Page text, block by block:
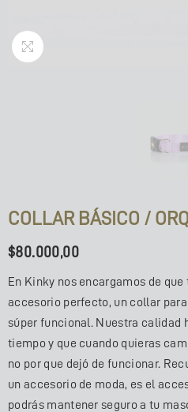
COLLAR BÁSICO /
$80.000,00
En Kinky nos encargamos de
accesorio perfecto, un collar
súper funcional. Nuestra calidad
tiempo y que cuando quieras
no por que dejó de funcionar.
un accesorio de moda, es el
podrás mantener seguro a tu